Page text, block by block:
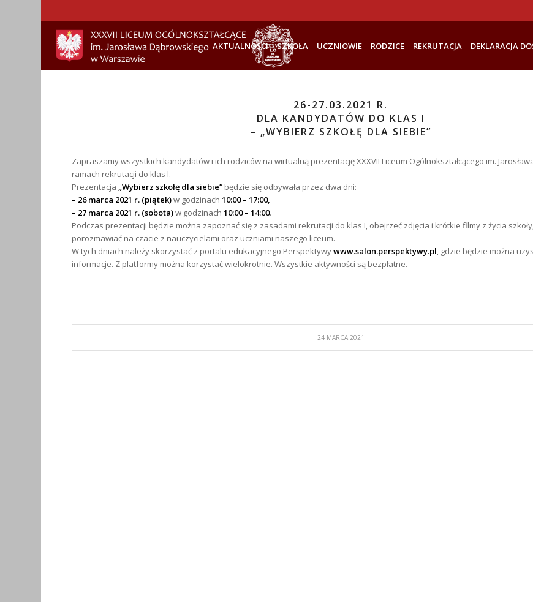
AKTUALNOŚCI SZKOŁA UCZNIOWIE RODZICE REKRUTACJA DEKLARACJA
26-27.03.2021 R.
DLA KANDYDATÓW DO KLAS I
– „WYBIERZ SZKOŁĘ DLA SIEBIE”
Zapraszamy wszystkich kandydatów i ich rodziców na wirtualną prezentację XXXVII Liceum Ogólnokształcącego im.
ramach rekrutacji do klas I.
Prezentacja „Wybierz szkołę dla siebie” będzie się odbywała przez dwa dni:
– 26 marca 2021 r. (piątek)w godzinach 10:00 – 17:00,
– 27 marca 2021 r. (sobota)w godzinach 10:00 – 14:00.
Podczas prezentacji będzie można zapoznać się z zasadami rekrutacji do klas I, obejrzeć zdjęcia i krótkie filmy z życia
porozmawiać na czacie z nauczycielami oraz uczniami naszego liceum.
W tych dniach należy skorzystać z portalu edukacyjnego Perspektywywww.salon.perspektywy.pl, gdzie będzie można
informacje. Z platformy można korzystać wielokrotnie. Wszystkie aktywności są bezpłatne.
24 MARCA 2021